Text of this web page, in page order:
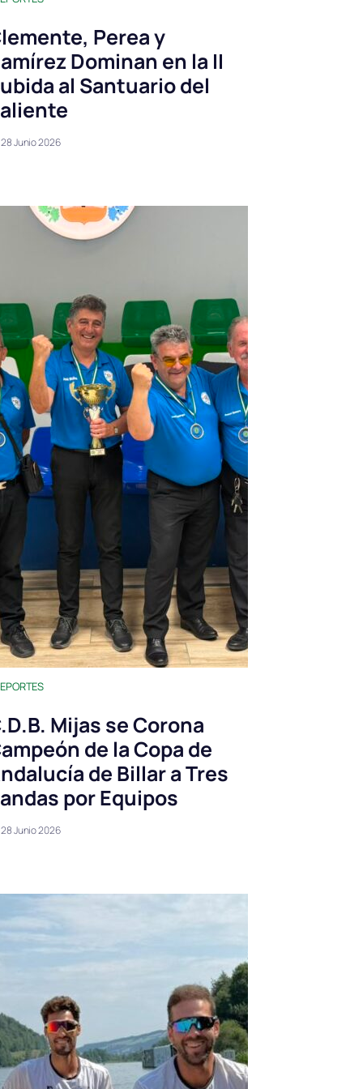
Perea y
Dominan en la II
al Santuario del
28 Junio 2026
Mijas se Corona
de la Copa de
de Billar a Tres
por Equipos
28 Junio 2026